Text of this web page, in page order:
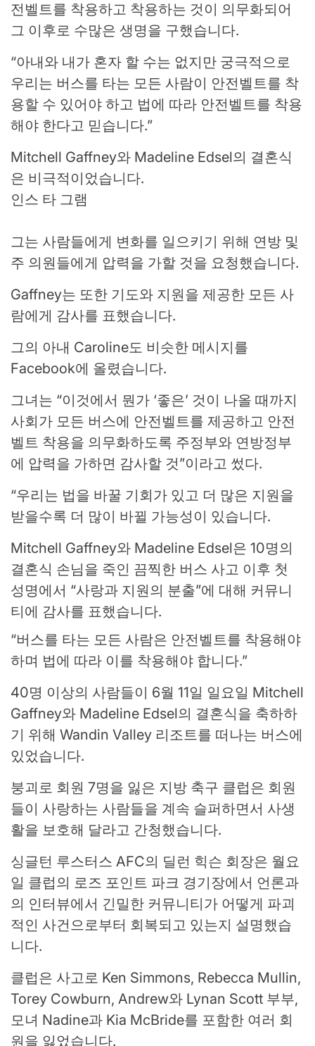
전벨트를 착용하고 착용하는 것이 의무화되어
그 이후로 수많은 생명을 구했습니다.
“아내와 내가 혼자 할 수는 없지만 궁극적으로
우리는 버스를 타는 모든 사람이 안전벨트를 착
용할 수 있어야 하고 법에 따라 안전벨트를 착용
해야 한다고 믿습니다.”
Mitchell Gaffney와 Madeline Edsel의 결혼식
은 비극적이었습니다.
인스 타 그램
그는 사람들에게 변화를 일으키기 위해 연방 및
주 의원들에게 압력을 가할 것을 요청했습니다.
Gaffney는 또한 기도와 지원을 제공한 모든 사
람에게 감사를 표했습니다.
그의 아내 Caroline도 비슷한 메시지를
Facebook에 올렸습니다.
그녀는 “이것에서 뭔가 ‘좋은’ 것이 나올 때까지
사회가 모든 버스에 안전벨트를 제공하고 안전
벨트 착용을 의무화하도록 주정부와 연방정부
에 압력을 가하면 감사할 것”이라고 썼다.
“우리는 법을 바꿀 기회가 있고 더 많은 지원을
받을수록 더 많이 바뀔 가능성이 있습니다.
Mitchell Gaffney와 Madeline Edsel은 10명의
결혼식 손님을 죽인 끔찍한 버스 사고 이후 첫
성명에서 “사랑과 지원의 분출”에 대해 커뮤니
티에 감사를 표했습니다.
“버스를 타는 모든 사람은 안전벨트를 착용해야
하며 법에 따라 이를 착용해야 합니다.”
40명 이상의 사람들이 6월 11일 일요일 Mitchell
Gaffney와 Madeline Edsel의 결혼식을 축하하
기 위해 Wandin Valley 리조트를 떠나는 버스에
있었습니다.
붕괴로 회원 7명을 잃은 지방 축구 클럽은 회원
들이 사랑하는 사람들을 계속 슬퍼하면서 사생
활을 보호해 달라고 간청했습니다.
싱글턴 루스터스 AFC의 딜런 힉슨 회장은 월요
일 클럽의 로즈 포인트 파크 경기장에서 언론과
의 인터뷰에서 긴밀한 커뮤니티가 어떻게 파괴
적인 사건으로부터 회복되고 있는지 설명했습
니다.
클럽은 사고로 Ken Simmons, Rebecca Mullin,
Torey Cowburn, Andrew와 Lynan Scott 부부,
모녀 Nadine과 Kia McBride를 포함한 여러 회
원을 잃었습니다.